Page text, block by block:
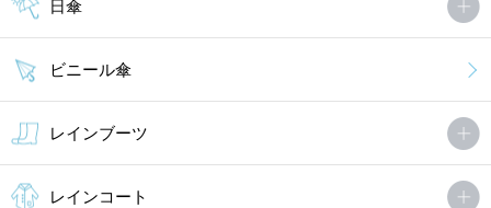
日傘
ビニール傘
レインブーツ
レインコート